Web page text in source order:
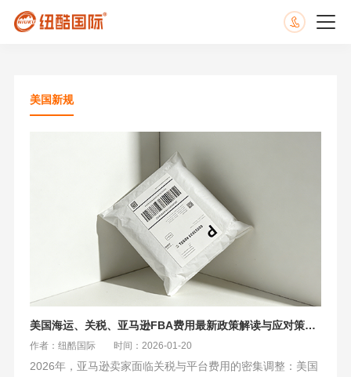
美国新规
美国海运、关税、亚马逊FBA费用最新政策解读与应对策略（2026版）
作者：纽酷国际 时间：2026-01-20
2026年，亚马逊卖家面临关税与平台费用的密集调整：美国